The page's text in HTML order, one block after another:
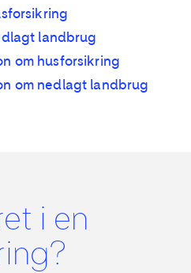
landbrug
om husforsikring
om nedlagt landbrug
i en